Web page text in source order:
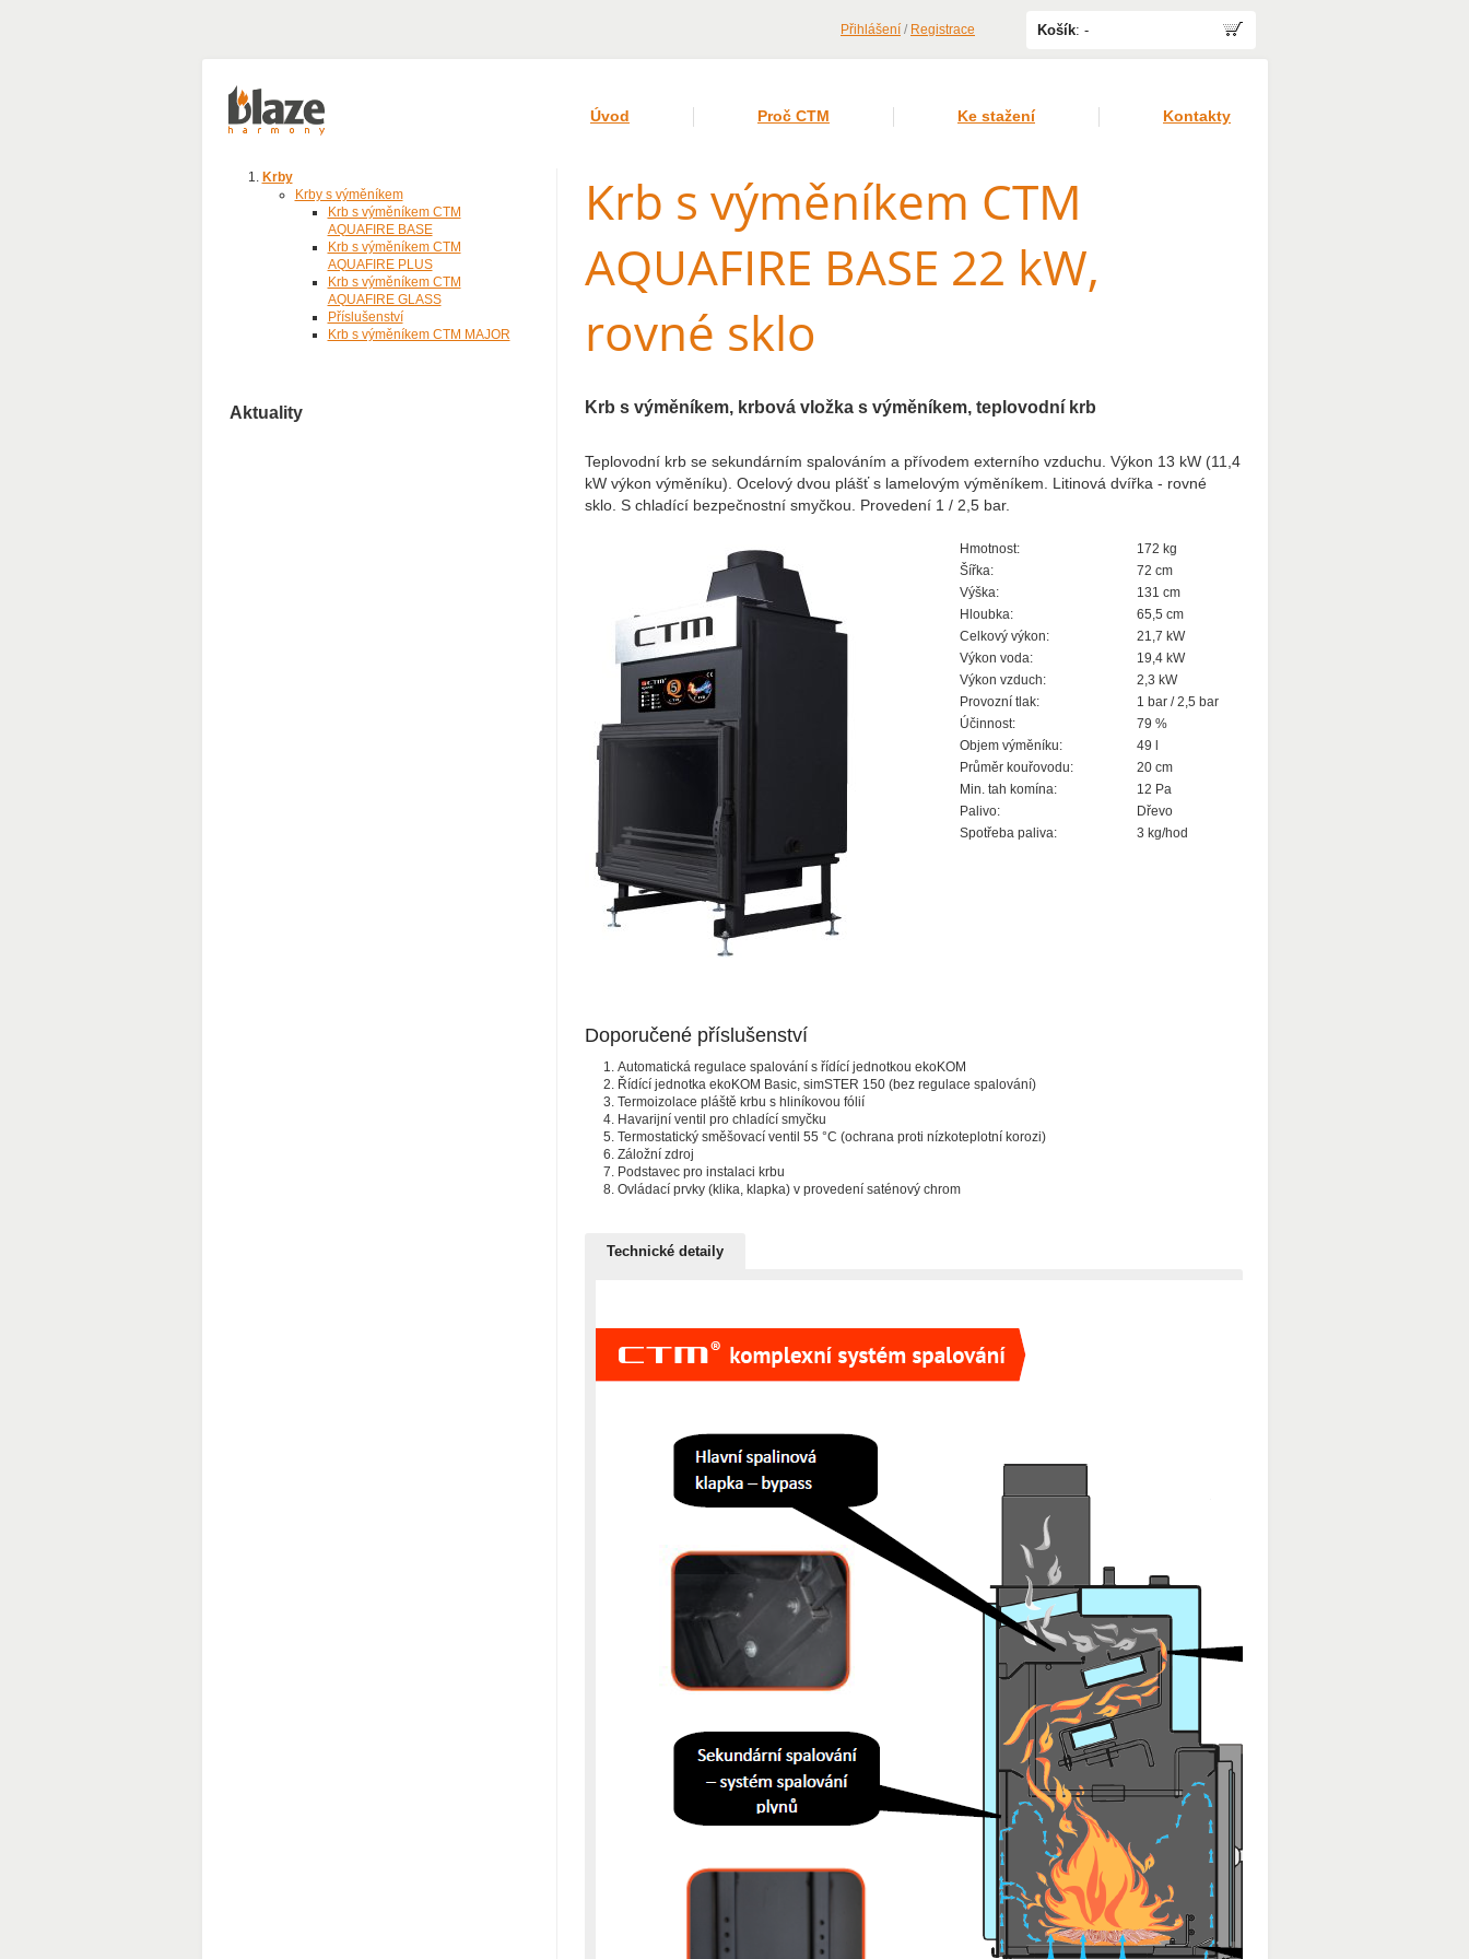
Košík: -
Krb s výměníkem CTM
AQUAFIRE BASE 22 kW,
rovné sklo
Krb s výměníkem, krbová vložka s výměníkem, teplovodní krb
Teplovodní krb se sekundárním spalováním a přívodem externího vzduchu. Výkon 13 kW (11,4
kW výkon výměníku). Ocelový dvou plášť s lamelovým výměníkem. Litinová dvířka - rovné
sklo. S chladící bezpečnostní smyčkou. Provedení 1 / 2,5 bar.
Hmotnost:
172 kg
Šířka:
72 cm
Výška:
131 cm
Hloubka:
65,5 cm
Celkový výkon:
21,7 kW
Výkon voda:
19,4 kW
Výkon vzduch:
2,3 kW
Provozní tlak:
1 bar / 2,5 bar
Účinnost:
79 %
Objem výměníku:
49 l
Průměr kouřovodu:
20 cm
Min. tah komína:
12 Pa
Palivo:
Dřevo
Spotřeba paliva:
3 kg/hod
Doporučené příslušenství
Automatická regulace spalování s řídící jednotkou ekoKOM
Řídící jednotka ekoKOM Basic, simSTER 150 (bez regulace spalování)
Termoizolace pláště krbu s hliníkovou fólií
Havarijní ventil pro chladící smyčku
Termostatický směšovací ventil 55 °C (ochrana proti nízkoteplotní korozi)
Záložní zdroj
Podstavec pro instalaci krbu
Ovládací prvky (klika, klapka) v provedení saténový chrom
Technické detaily
Krby
Krby s výměníkem
Krb s výměníkem CTM
AQUAFIRE BASE
Krb s výměníkem CTM
AQUAFIRE PLUS
Krb s výměníkem CTM
AQUAFIRE GLASS
Příslušenství
Krb s výměníkem CTM MAJOR
Aktuality
Úvod Proč CTM Ke stažení Kontakty
Přihlášení / Registrace